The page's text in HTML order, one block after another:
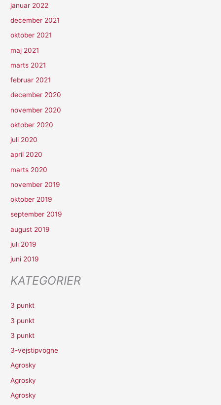
januar 2022
december 2021
oktober 2021
maj 2021
marts 2021
februar 2021
december 2020
november 2020
oktober 2020
juli 2020
april 2020
marts 2020
november 2019
oktober 2019
september 2019
august 2019
juli 2019
juni 2019
KATEGORIER
3 punkt
3 punkt
3 punkt
3-vejstipvogne
Agrosky
Agrosky
Agrosky